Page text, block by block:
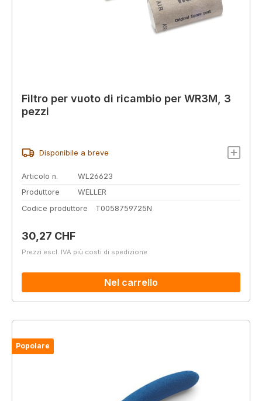
Filtro per vuoto di ricambio per WR3M, 3
pezzi
Disponibile a breve
Articolo n.
WL26623
Produttore
WELLER
Codice produttore
T0058759725N
Prezzo normale:
30,27 CHF
Prezzi escl. IVA più costi di spedizione
Nel carrello
Popolare